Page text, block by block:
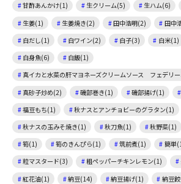
甘酢あんかけ(1)
生クリーム(5) 生ハム(6)
生姜(1)
生姜焼き(2) 田中浩明(2) 田中
白だし(1)
白ワイン(2) 白子(3) 白米(1)
白身魚(6)
白飯(1)
真イカと水菜の肝マヨネーズクリームソース フェデリ
真砂子炒め(2)
磯部巻き(1) 磯部揚げ(1)
福豆もち(1)
秋ナスとアンチョビーのグラタン(1)
秋ナスの玉みそ焼き(1)
秋刀魚(1) 秋野菜(1)
筍(1)
筍のきんぴら(1) 筑前煮(1) 簡単
粒マスタード(3)
粗ペッパーチキンレモン(1)
紅花油(1)
納豆(14) 納豆揚げ(1) 納豆